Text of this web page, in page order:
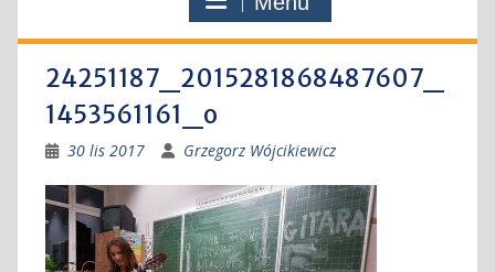
24251187_2015281868487607_
1453561161_o
30 lis 2017 Grzegorz Wójcikiewicz